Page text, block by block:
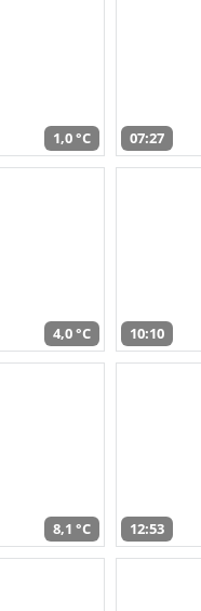
1,0 °C 07:27
4,0 °C 10:10
8,1 °C 12:53